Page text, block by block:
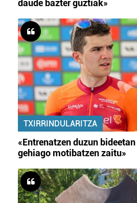
daude bazter guztiak»
TXIRRINDULARITZA
«Entrenatzen duzun
gehiago motibatzen zaitu»